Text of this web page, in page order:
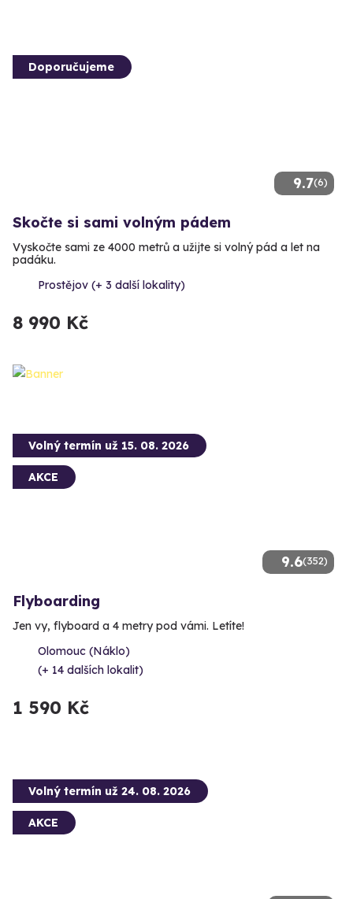
9.7(6)
Doporučujeme
Skočte si sami volným pádem
Vyskočte sami ze 4000 metrů a užijte si volný pád a let na
padáku.
Prostějov (+ 3 další lokality)
8 990 Kč
9.6(352)
Volný termín už 15. 08. 2026
AKCE
Flyboarding
Jen vy, flyboard a 4 metry pod vámi. Letíte!
Olomouc (Náklo)
(+ 14 dalších lokalit)
1 590 Kč
Volný termín už 24. 08. 2026
AKCE